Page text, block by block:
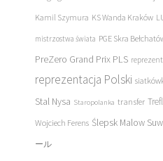
Kamil Szymura KS Wanda Kraków
mistrzostwa świata PGE Skra
PreZero Grand Prix PLS
reprezentacja Polski
Stal Nysa Staropolanka transfer
Wojciech Ferens Ślepsk Malow
ール